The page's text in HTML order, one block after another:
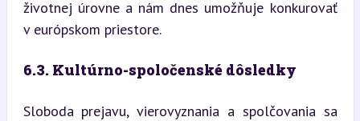
životnej úrovne a nám dnes umožňuje konkurovať
v európskom priestore.
6.3. Kultúrno-spoločenské dôsledky
Sloboda prejavu, vierovyznania a spolčovania sa